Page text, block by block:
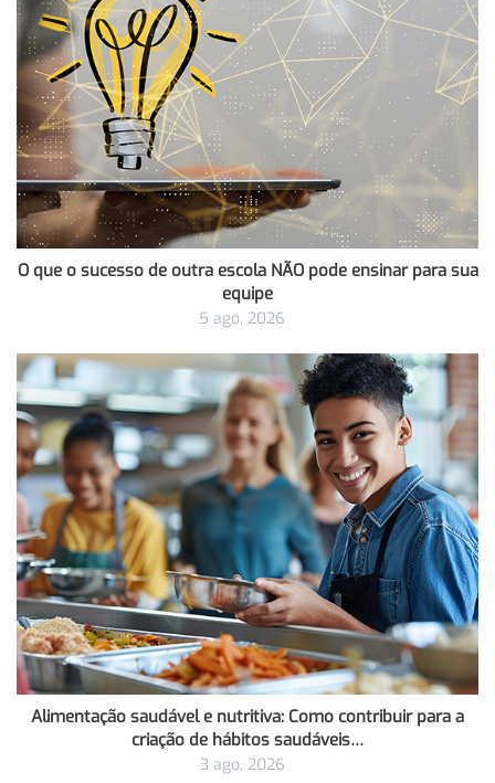
O que o sucesso de outra escola NÃO pode ensinar para sua
equipe
5 ago, 2026
Alimentação saudável e nutritiva: Como contribuir para a
criação de hábitos saudáveis…
3 ago, 2026